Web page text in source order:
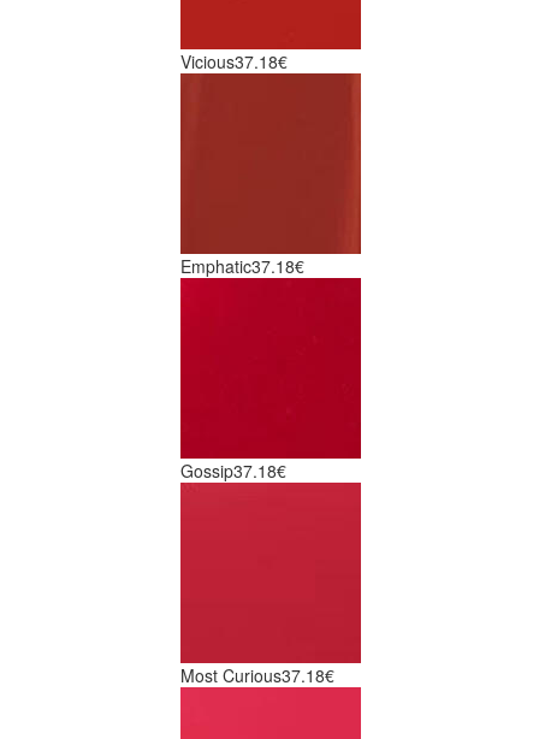
Vicious37.18€
Emphatic37.18€
Gossip37.18€
Most Curious37.18€